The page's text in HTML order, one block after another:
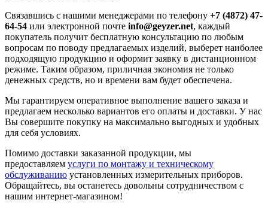
Связавшись с нашими менеджерами по телефону +7 (4872) 47-
64-54 или электронной почте info@geyzer.net, каждый
покупатель получит бесплатную консультацию по любым
вопросам по поводу предлагаемых изделий, выберет наиболее
подходящую продукцию и оформит заявку в дистанционном
режиме. Таким образом, приличная экономия не только
денежных средств, но и времени вам будет обеспечена.
Мы гарантируем оперативное выполнение вашего заказа и
предлагаем несколько вариантов его оплаты и доставки. У нас
Вы совершите покупку на максимально выгодных и удобных
для себя условиях.
Помимо доставки заказанной продукции, мы
предоставляем услуги по монтажу и техническому
обслуживанию установленных измерительных приборов.
Обращайтесь, вы останетесь довольны сотрудничеством с
нашим интернет-магазином!